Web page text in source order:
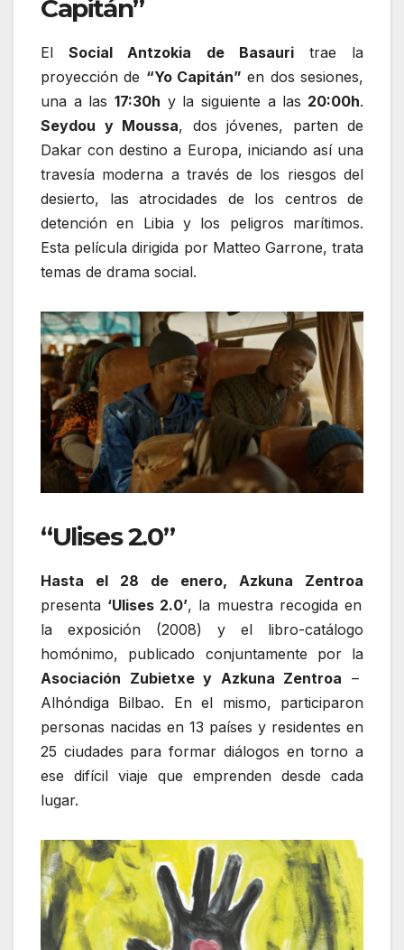
Capitán”
ElSocial Antzokia de Basauritrae la
proyección de “Yo Capitán” en dos sesiones,
una a las 17:30h y la siguiente a las 20:00h.
Seydou y Moussa, dos jóvenes, parten de
Dakar con destino a Europa, iniciando así una
travesía moderna a través de los riesgos del
desierto, las atrocidades de los centros de
detención en Libia y los peligros marítimos.
Esta película dirigida por Matteo Garrone, trata
temas de drama social.
“Ulises 2.0”
Hasta el 28 de enero, Azkuna Zentroa
presenta ‘Ulises 2.0’, la muestra recogida en
la exposición (2008) y el libro-catálogo
homónimo, publicado conjuntamente por la
Asociación Zubietxe y Azkuna Zentroa –
Alhóndiga Bilbao. En el mismo, participaron
personas nacidas en 13 países y residentes en
25 ciudades para formar diálogos en torno a
ese difícil viaje que emprenden desde cada
lugar.